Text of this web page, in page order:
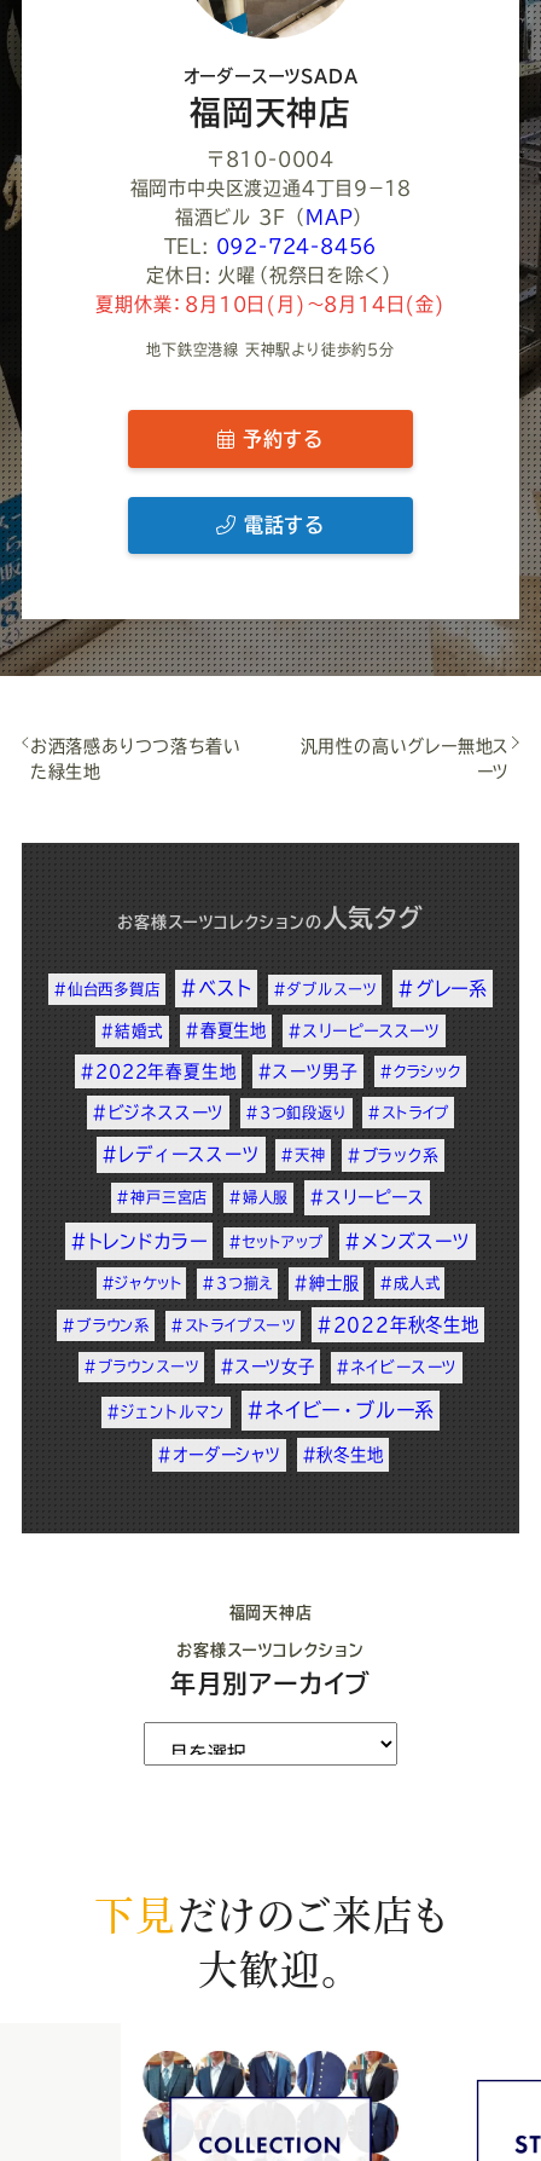
だ
い
オーダースーツSADA
福岡天神店
〒810-0004
福岡市中央区渡辺通４丁目９−１８
福酒ビル 3F
（ MAP）
TEL: 092-724-8456
定休日: 火曜（祝祭日を除く）
夏期休業：8月10日(月)～8月14日(金)
地下鉄空港線 天神駅より徒歩約5分
予約する
電話する
お洒落感ありつつ落ち着い
た緑生地
汎用性の高いグレー無地ス
ーツ
お客様スーツコレクションの 人気タグ
#仙台西多賀店 #ベスト #ダブルスーツ #グレー系
#結婚式 #春夏生地 #スリーピーススーツ
#2022年春夏生地 #スーツ男子 #クラシック
#ビジネススーツ #3つ釦段返り #ストライプ
#レディーススーツ #天神 #ブラック系
#神戸三宮店 #婦人服 #スリーピース
#トレンドカラー #セットアップ #メンズスーツ
#ジャケット #3つ揃え #紳士服 #成人式
#ブラウン系 #ストライプスーツ #2022年秋冬生地
#ブラウンスーツ #スーツ女子 #ネイビースーツ
#ジェントルマン #ネイビー・ブルー系
#オーダーシャツ #秋冬生地
福岡天神店
お客様スーツコレクション
年月別アーカイブ
下見だけのご来店も
大歓迎。